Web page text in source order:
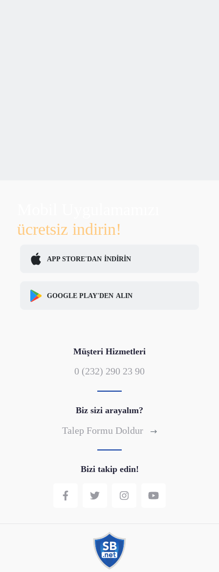
ücretsiz indirin!
APP STORE'DAN İNDİRİN
GOOGLE PLAY'DEN ALIN
Müşteri Hizmetleri
0 (232) 290 23 90
Biz sizi arayalım?
Talep Formu Doldur
Bizi takip edin!